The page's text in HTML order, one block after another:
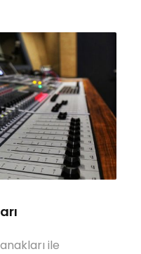
ile